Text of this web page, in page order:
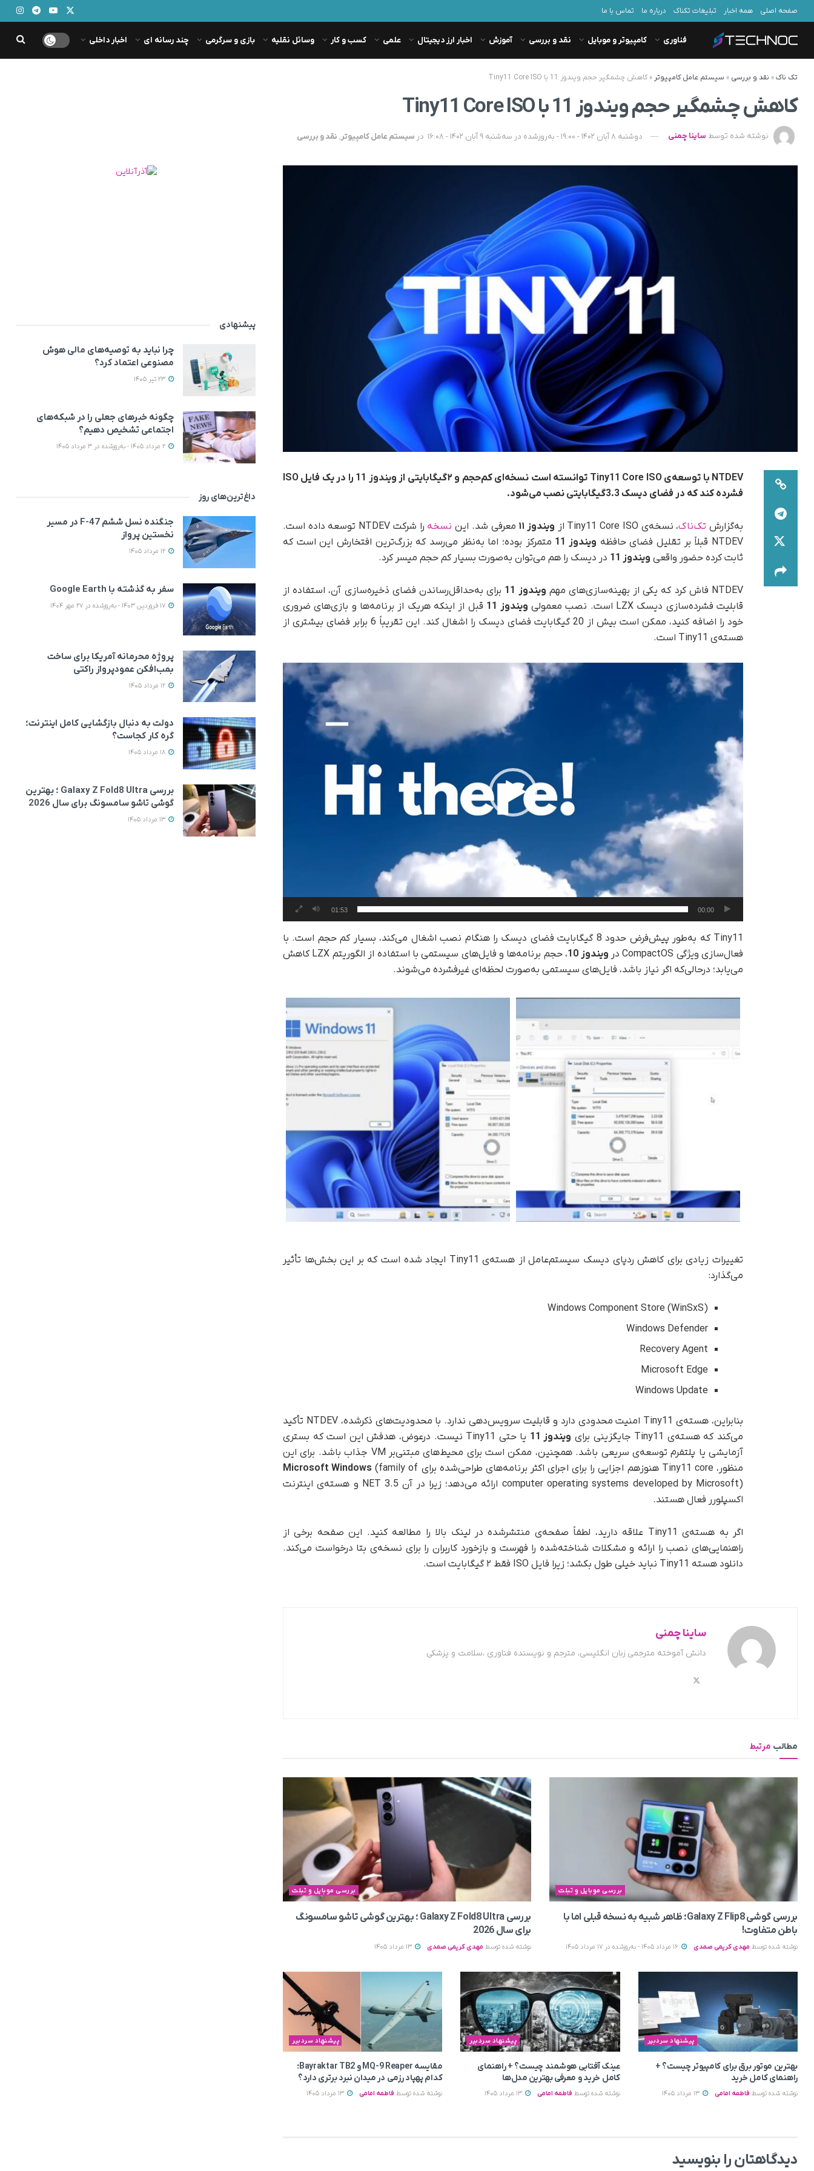
صفحه اصلی همه اخبار تبلیغات تکناک درباره ما تماس با ما
فناوری کامپیوتر و موبایل نقد و بررسی آموزش اخبار ارز دیجیتال علمی کسب و کار وسائل نقلیه بازی و سرگرمی چند رسانه ای اخبار داخلی
تک ناک» نقد و بررسی » سیستم عامل کامپیوتر »کاهش چشمگیر حجم ویندوز 11 با Tiny11 Core ISO
کاهش چشمگیر حجم ویندوز 11 با Tiny11 Core ISO
نوشته شده توسط ساینا چمنی دوشنبه 8 آبان 1402 - 19:00 - به‌روزشده در سه‌شنبه 9 آبان 1402 - 16:08 در سیستم عامل کامپیوتر, نقد و بررسی
NTDEV با توسعه‌ی Tiny11 Core ISO توانسته است نسخه‌ای کم‌حجم و ۲گیگابایتی از ویندوز 11 را در یک فایل ISO
فشرده کند که در فضای دیسک 3.3گیگابایتی نصب می‌شود.
به‌گزارش تک‌ناک، نسخه‌ی Tiny11 Core ISO از ویندوز ۱۱ معرفی شد. این نسخه
را شرکت NTDEV توسعه داده است.
NTDEV قبلاً بر تقلیل فضای حافظه
ویندوز 11
متمرکز بوده؛ اما به‌نظر می‌رسد که بزرگ‌ترین افتخارش این است که
ثابت کرده حضور واقعی ویندوز 11 در دیسک را هم می‌توان به‌صورت بسیار کم حجم میسر کرد.
NTDEV فاش کرد که یکی از بهینه‌سازی‌های مهم ویندوز 11
برای به‌حداقل‌رساندن فضای ذخیره‌سازی آن، استفاده از
قابلیت فشرده‌سازی دیسک LZX است. نصب معمولی
ویندوز 11
قبل از اینکه هر‌یک از برنامه‌ها و بازی‌های ضروری
خود را اضافه کنید، ممکن است بیش از 20 گیگابایت فضای دیسک را اشغال کند. این تقریباً 6 برابر فضای بیشتری از
هسته‌ی Tiny11 است.
نمایشگر
ویدیو
00:00
01:53
Tiny11 که به‌طور پیش‌فرض حدود 8 گیگابایت فضای دیسک را هنگام نصب اشغال می‌کند، بسیار کم حجم است. با
فعال‌سازی ویژگی CompactOS در
ویندوز 10
، حجم برنامه‌ها و فایل‌های سیستمی با استفاده از الگوریتم LZX کاهش
می‌یابد؛ در‌حالی‌که اگر نیاز باشد، فایل‌های سیستمی به‌صورت لحظه‌ای غیر‌فشرده می‌شوند.
تغییرات زیادی برای کاهش ردپای دیسک سیستم‌عامل از هسته‌ی Tiny11 ایجاد شده است که بر این بخش‌ها تأثیر
می‌گذارد:
Windows Component Store (WinSxS)
Windows Defender
Recovery Agent
Microsoft Edge
Windows Update
بنابراین، هسته‌ی Tiny11 امنیت محدودی دارد و قابلیت سرویس‌دهی ندارد. با محدودیت‌های ذکر‌شده، NTDEV تأکید
می‌کند که هسته‌ی Tiny11 جایگزینی برای
ویندوز 11
یا حتی Tiny11 نیست. در‌عوض، هدفش این است که بستری
آزمایشی یا پلتفرم توسعه‌ی سریعی باشد. همچنین، ممکن است برای محیط‌های مبتنی‌بر VM جذاب باشد. برای این
منظور، Tiny11 core هنوزهم اجزایی را برای اجرای اکثر برنامه‌های طراحی‌شده برای
Microsoft Windows (family of
computer operating systems developed by Microsoft) ارائه می‌دهد؛ زیرا در آن NET 3.5 و هسته‌ی اینترنت
اکسپلورر فعال هستند.
اگر به هسته‌ی Tiny11 علاقه دارید، لطفاً صفحه‌ی منتشر‌شده‌ در لینک بالا را مطالعه کنید. این صفحه برخی از
راهنمایی‌های نصب را ارائه و مشکلات شناخته‌شده را فهرست و بازخورد کاربران را برای نسخه‌ی بتا درخواست می‌کند.
دانلود هسته Tiny11 نباید خیلی طول بکشد؛ زیرا فایل ISO فقط ۲ گیگابایت است.
ساینا چمنی
دانش آموخته مترجمی زبان انگلیسی، مترجم و نویسنده فناوری ،سلامت و پزشکی
مطالب مرتبط
بررسی موبایل و تبلت
بررسی گوشی Galaxy Z Flip8؛ ظاهر شبیه به نسخه قبلی اما با
باطن متفاوت!
نوشته شده توسط مهدی کریمی صمدی
بررسی موبایل و تبلت
بررسی Galaxy Z Fold8 Ultra ؛ بهترین گوشی تاشو سامسونگ
برای سال 2026
نوشته شده توسط مهدی کریمی صمدی
پیشنهاد سردبیر
بهترین موتور برق برای کامپیوتر چیست؟ +
راهنمای کامل خرید
نوشته شده توسط فاطمه امامی
پیشنهاد سردبیر
عینک آفتابی هوشمند چیست؟ + راهنمای
کامل خرید و معرفی بهترین مدل‌ها
نوشته شده توسط فاطمه امامی 13 مرداد 1405
پیشنهاد سردبیر
مقایسه MQ-9 Reaper و Bayraktar TB2؛
کدام پهپاد رزمی در میدان نبرد برتری دارد؟
نوشته شده توسط فاطمه امامی
دیدگاهتان را بنویسید
پیشنهادی
چرا نباید به توصیه‌های مالی هوش
مصنوعی اعتماد کرد؟
چگونه خبرهای جعلی را در شبکه‌های
اجتماعی تشخیص دهیم؟
داغ‌ترین‌های روز
جنگنده نسل ششم F-47 در مسیر
نخستین پرواز
سفر به گذشته با Google Earth
پروژه محرمانه آمریکا برای ساخت
بمب‌افکن عمودپرواز راکتی
دولت به دنبال بازگشایی کامل اینترنت؛
گره کار کجاست؟
بررسی Galaxy Z Fold8 Ultra ؛ بهترین
گوشی تاشو سامسونگ برای سال 2026